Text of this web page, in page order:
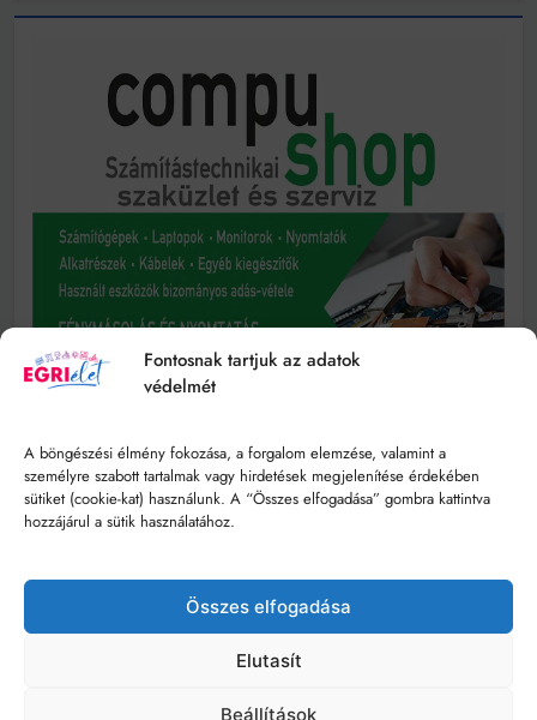
Fontosnak tartjuk az adatok
védelmét
A böngészési élmény fokozása, a forgalom elemzése, valamint a
személyre szabott tartalmak vagy hirdetések megjelenítése érdekében
sütiket (cookie-kat) használunk. A “Összes elfogadása” gombra kattintva
hozzájárul a sütik használatához.
Összes elfogadása
Elutasít
Beállítások